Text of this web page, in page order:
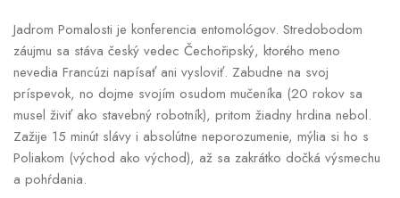
Jadrom Pomalosti je konferencia entomológov. Stredobodom
záujmu sa stáva český vedec Čechořipský, ktorého meno
nevedia Francúzi napísať ani vysloviť. Zabudne na svoj
príspevok, no dojme svojím osudom mučeníka (20 rokov sa
musel živiť ako stavebný robotník), pritom žiadny hrdina nebol.
Zažije 15 minút slávy i absolútne neporozumenie, mýlia si ho s
Poliakom (východ ako východ), až sa zakrátko dočká výsmechu
a pohŕdania.